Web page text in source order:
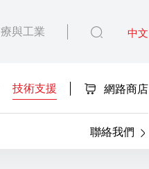
與工業 中文
技術支援 網路商店
聯絡我們